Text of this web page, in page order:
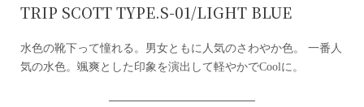
TRIP SCOTT TYPE.S-01/LIGHT BLUE
水色の靴下って憧れる。男女ともに人気のさわやか色。 一番人
気の水色。颯爽とした印象を演出して軽やかでCoolに。